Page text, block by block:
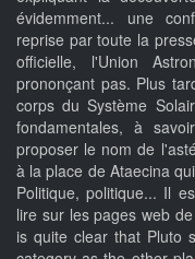
évidemment... une
reprise par toute la
officielle, l'Union
prononçant pas. Plus
corps du Système
fondamentales, à
proposer le nom de
à la place de Ataecina
Politique, politique... Il
lire sur les pages web
is quite clear that Pluto